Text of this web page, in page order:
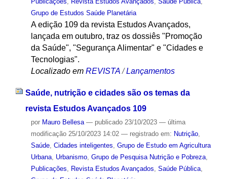
Grupo de Estudos Saúde Planetária
A edição 109 da revista Estudos Avançados,
lançada em outubro, traz os dossiês "Promoção
da Saúde", "Segurança Alimentar" e "Cidades e
Tecnologias".
Localizado em REVISTA /Lançamentos
Saúde, nutrição e cidades são os temas da
revista Estudos Avançados 109
por Mauro Bellesa — publicado23/10/2023 — última
modificação25/10/2023 14:02 — registrado em: Nutrição,
Saúde, Cidades inteligentes Grupo de Estudo em Agricultura
Urbana, Urbanismo, Grupo de Pesquisa Nutrição e Pobreza,
Publicações
Revista Estudos Avançados Saúde Pública,